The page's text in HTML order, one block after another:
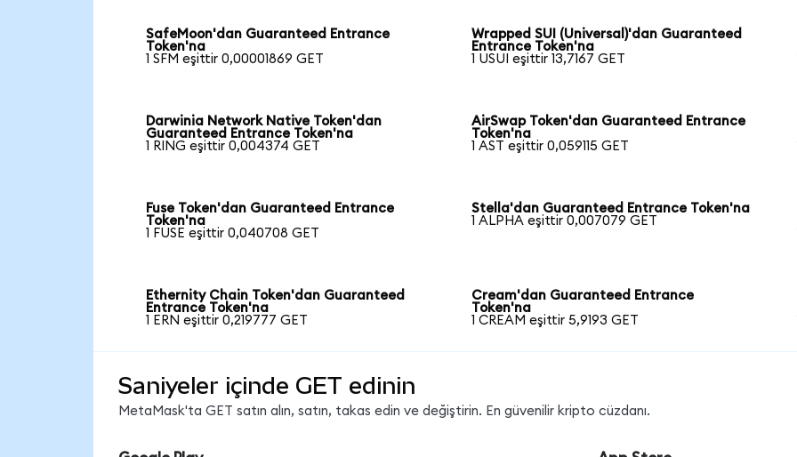
SafeMoon'dan Guaranteed Entrance
Token'na
1 SFM eşittir 0,00001869 GET
Wrapped SUI (Universal)'dan Guaranteed
Entrance Token'na
1 USUI eşittir 13,7167 GET
Darwinia Network Native Token'dan
Guaranteed Entrance Token'na
1 RING eşittir 0,004374 GET
AirSwap Token'dan Guaranteed Entrance
Token'na
1 AST eşittir 0,059115 GET
Fuse Token'dan Guaranteed Entrance
Token'na
1 FUSE eşittir 0,040708 GET
Stella'dan Guaranteed Entrance Token'na
1 ALPHA eşittir 0,007079 GET
Ethernity Chain Token'dan Guaranteed
Entrance Token'na
1 ERN eşittir 0,219777 GET
Cream'dan Guaranteed Entrance
Token'na
1 CREAM eşittir 5,9193 GET
Saniyeler içinde GET edinin
MetaMask'ta GET satın alın, satın, takas edin ve değiştirin. En güvenilir kripto cüzdanı.